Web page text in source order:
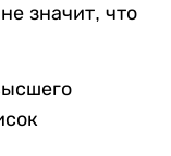
значит, что